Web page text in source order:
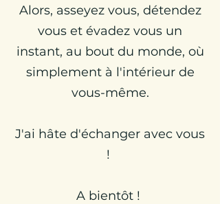
Alors, asseyez vous, détendez
vous et évadez vous un
instant, au bout du monde, où
simplement à l'intérieur de
vous-même.
J'ai hâte d'échanger avec vous
!
A bientôt !